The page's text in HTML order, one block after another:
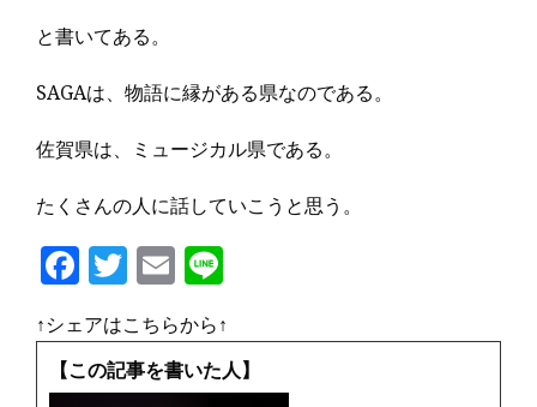
と書いてある。
SAGAは、物語に縁がある県なのである。
佐賀県は、ミュージカル県である。
たくさんの人に話していこうと思う。
F
c
e
T
w
it
te
E
m
ai
l
e
↑シェアはこちらから↑
【この記事を書いた人】